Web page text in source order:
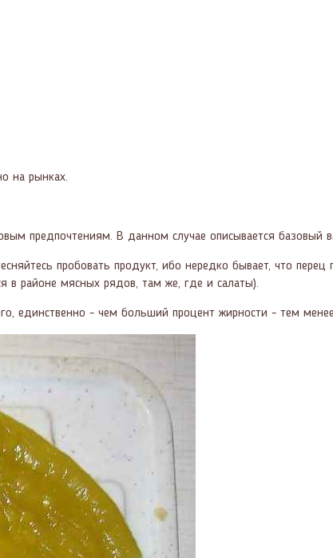
на рынках.
предпочтениям. В данном случае описывается базовый
пробовать продукт, ибо нередко бывает, что
в районе мясных рядов, там же, где и салаты).
единственно - чем больший процент жирности - тем